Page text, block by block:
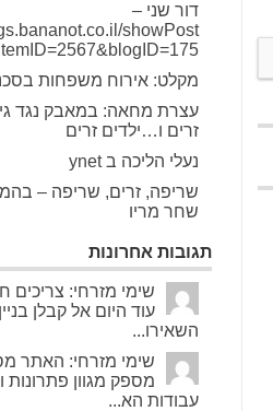
דור שני –
showPost
מקלט: אירוח משפחות
עצרת מחאה: במאבק נגד
זרים ו…ילדים זרים
נעלי הליכה ב ynet
שריפה, זרים, שריפה –
שחר מריו
תגובות אחרונות
שימי מזרחי: צריכים
עוד היום אל קבלן
השאירו...
שימי מזרחי: האתר
מספק מגוון פתרונות
עבודות הא...